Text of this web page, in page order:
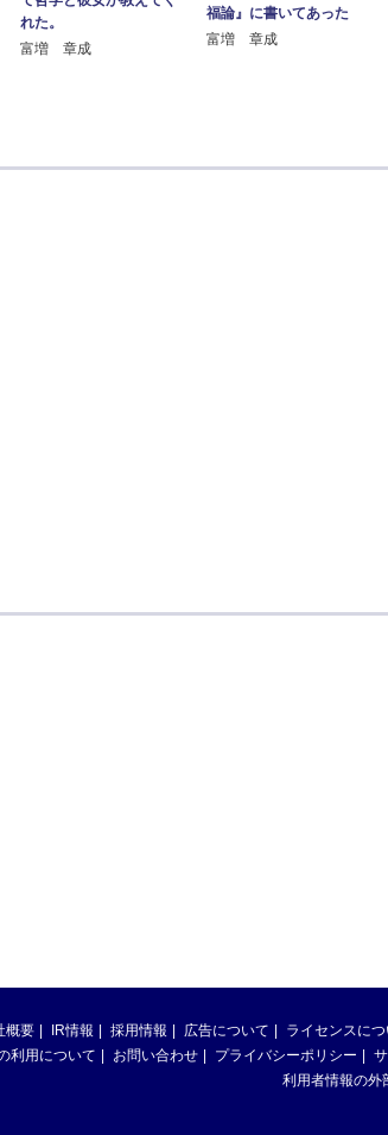
れた。
富増 章成
福論』に書いてあった
富増 章成
概要 IR情報 採用情報 広告について ライセンスにつ
利用について
お問い合わせ プライバシーポリシー
利用者情報の外